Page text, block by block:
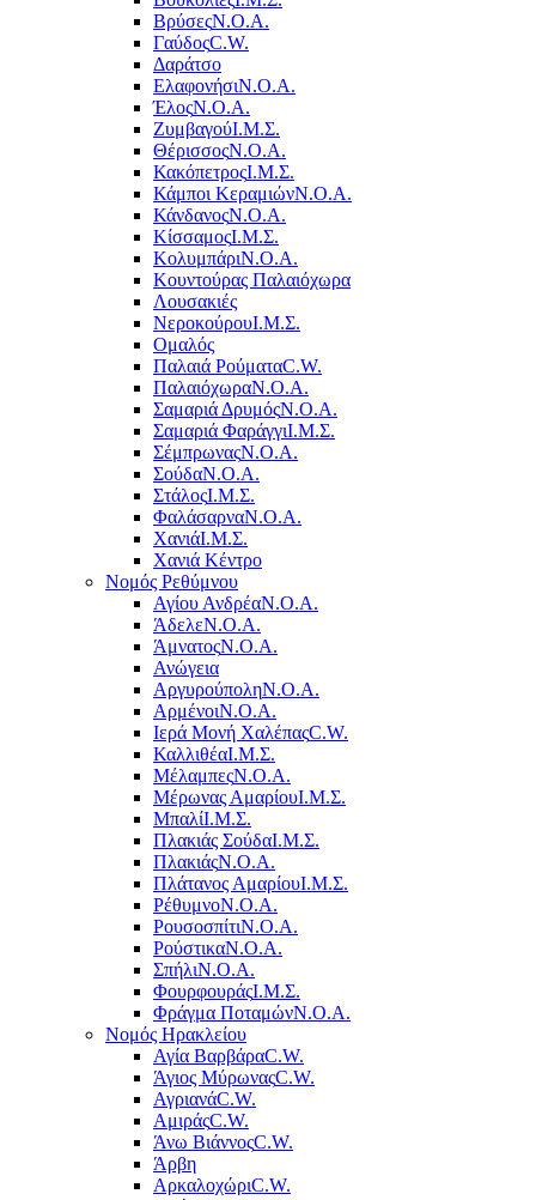
ΒρύσεςΝ.Ο.Α.
ΓαύδοςC.W.
Δαράτσο
ΕλαφονήσιΝ.Ο.Α.
ΈλοςΝ.Ο.Α.
ΖυμβαγούΙ.Μ.Σ.
ΘέρισσοςΝ.Ο.Α.
ΚακόπετροςΙ.Μ.Σ.
Κάμποι ΚεραμιώνΝ.Ο.Α.
ΚάνδανοςΝ.Ο.Α.
ΚίσσαμοςΙ.Μ.Σ.
ΚολυμπάριΝ.Ο.Α.
Κουντούρας Παλαιόχωρα
Λουσακιές
ΝεροκούρουΙ.Μ.Σ.
Ομαλός
Παλαιά ΡούματαC.W.
ΠαλαιόχωραΝ.Ο.Α.
Σαμαριά ΔρυμόςΝ.Ο.Α.
Σαμαριά ΦαράγγιΙ.Μ.Σ.
ΣέμπρωναςΝ.Ο.Α.
ΣούδαΝ.Ο.Α.
ΣτάλοςΙ.Μ.Σ.
ΦαλάσαρναΝ.Ο.Α.
ΧανιάΙ.Μ.Σ.
Χανιά Κέντρο
Νομός Ρεθύμνου
Αγίου ΑνδρέαΝ.Ο.Α.
ΆδελεΝ.Ο.Α.
ΆμνατοςΝ.Ο.Α.
Ανώγεια
ΑργυρούποληΝ.Ο.Α.
ΑρμένοιΝ.Ο.Α.
Ιερά Μονή ΧαλέπαςC.W.
ΚαλλιθέαΙ.Μ.Σ.
ΜέλαμπεςΝ.Ο.Α.
Μέρωνας ΑμαρίουΙ.Μ.Σ.
ΜπαλίΙ.Μ.Σ.
Πλακιάς ΣούδαΙ.Μ.Σ.
ΠλακιάςΝ.Ο.Α.
Πλάτανος ΑμαρίουΙ.Μ.Σ.
ΡέθυμνοΝ.Ο.Α.
ΡουσοσπίτιΝ.Ο.Α.
ΡούστικαΝ.Ο.Α.
ΣπήλιΝ.Ο.Α.
ΦουρφουράςΙ.Μ.Σ.
Φράγμα ΠοταμώνΝ.Ο.Α.
Νομός Ηρακλείου
Αγία ΒαρβάραC.W.
Άγιος ΜύρωναςC.W.
ΑγριανάC.W.
ΑμιράςC.W.
Άνω ΒιάννοςC.W.
Άρβη
ΑρκαλοχώριC.W.